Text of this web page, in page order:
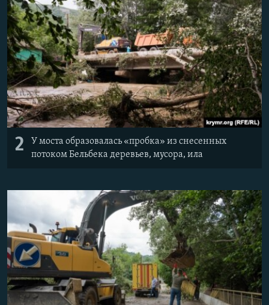
2
У моста образовалась «пробка» из снесенных
потоком Бельбека деревьев, мусора, ила